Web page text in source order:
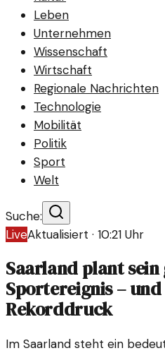
Leben
Unternehmen
Wissenschaft
Wirtschaft
Regionale Nachrichten
Technologie
Mobilität
Politik
Sport
Welt
Suche:
LiveAktualisiert · 10:21 Uhr
Saarland plant
Sportereignis –
Rekorddruck
Im Saarland steht ein